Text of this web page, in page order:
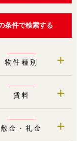
物件種別
賃料
敷金・礼金